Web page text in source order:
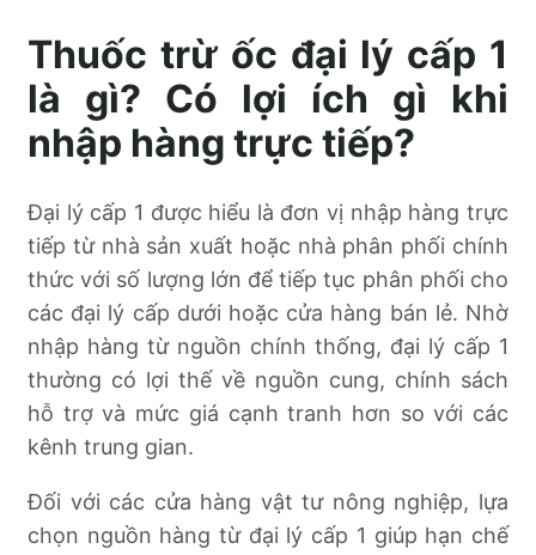
Thuốc trừ ốc đại lý cấp 1
là gì? Có lợi ích gì khi
nhập hàng trực tiếp?
Đại lý cấp 1 được hiểu là đơn vị nhập hàng trực
tiếp từ nhà sản xuất hoặc nhà phân phối chính
thức với số lượng lớn để tiếp tục phân phối cho
các đại lý cấp dưới hoặc cửa hàng bán lẻ. Nhờ
nhập hàng từ nguồn chính thống, đại lý cấp 1
thường có lợi thế về nguồn cung, chính sách
hỗ trợ và mức giá cạnh tranh hơn so với các
kênh trung gian.
Đối với các cửa hàng vật tư nông nghiệp, lựa
chọn nguồn hàng từ đại lý cấp 1 giúp hạn chế